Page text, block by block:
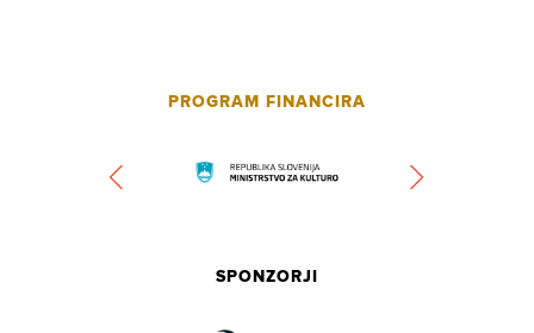
PROGRAM FINANCIRA
SPONZORJI